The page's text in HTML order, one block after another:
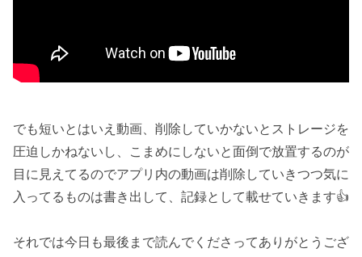
でも短いとはいえ動画、削除していかないとストレージを
圧迫しかねないし、こまめにしないと面倒で放置するのが
目に見えてるのでアプリ内の動画は削除していきつつ気に
入ってるものは書き出して、記録として載せていきます👍
それでは今日も最後まで読んでくださってありがとうござ